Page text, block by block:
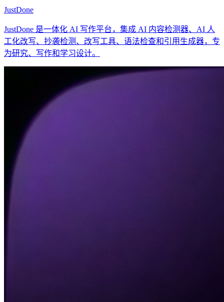
JustDone
JustDone 是一体化 AI 写作平台，集成 AI 内容检测器、AI 人
工化改写、抄袭检测、改写工具、语法检查和引用生成器，专
为研究、写作和学习设计。